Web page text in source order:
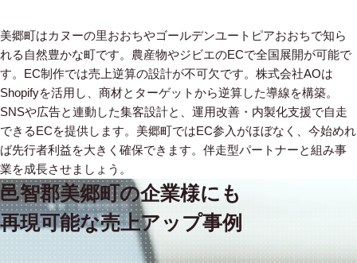
美郷町はカヌーの里おおちやゴールデンユートピアおおちで知ら
れる自然豊かな町です。農産物やジビエのECで全国展開が可能で
す。EC制作では売上逆算の設計が不可欠です。株式会社AOは
Shopifyを活用し、商材とターゲットから逆算した導線を構築。
SNSや広告と連動した集客設計と、運用改善・内製化支援で自走
できるECを提供します。美郷町ではEC参入がほぼなく、今始めれ
ば先行者利益を大きく確保できます。伴走型パートナーと組み事
業を成長させましょう。
邑智郡美郷町の企業様にも
再現可能な売上アップ事例